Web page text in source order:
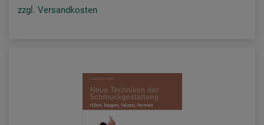
zzgl. Versandkosten